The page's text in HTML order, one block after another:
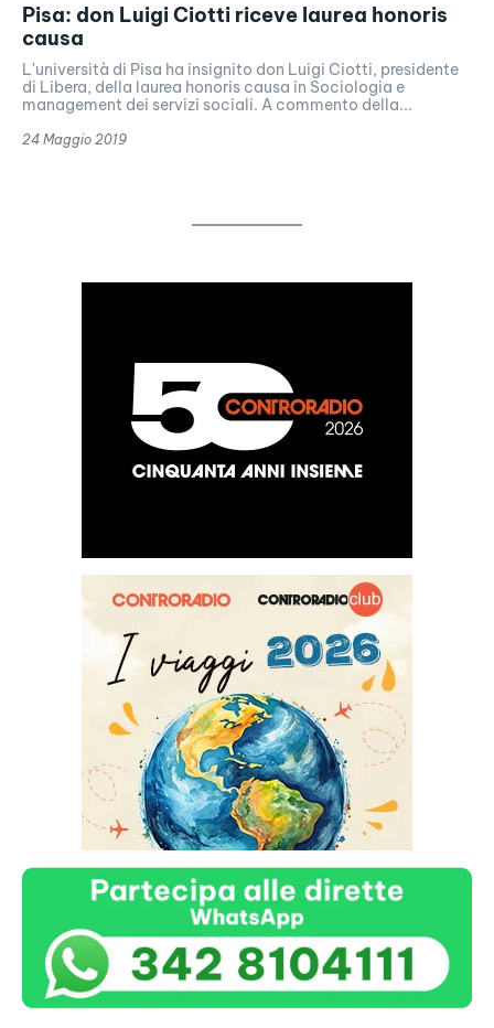
Pisa: don Luigi Ciotti riceve laurea honoris
causa
L'università di Pisa ha insignito don Luigi Ciotti, presidente
di Libera, della laurea honoris causa in Sociologia e
management dei servizi sociali. A commento della...
24 Maggio 2019